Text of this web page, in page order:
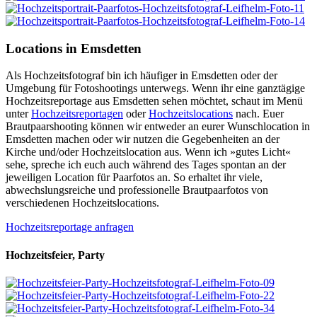
Locations in Emsdetten
Als Hochzeitsfotograf bin ich häufiger in Emsdetten oder der
Umgebung für Fotoshootings unterwegs. Wenn ihr eine ganztägige
Hochzeitsreportage aus Emsdetten sehen möchtet, schaut im Menü
unterHochzeitsreportagen oderHochzeitslocations nach. Euer
Brautpaarshooting können wir entweder an eurer Wunschlocation in
Emsdetten machen oder wir nutzen die Gegebenheiten an der
Kirche und/oder Hochzeitslocation aus. Wenn ich »gutes Licht«
sehe, spreche ich euch auch während des Tages spontan an der
jeweiligen Location für Paarfotos an. So erhaltet ihr viele,
abwechslungsreiche und professionelle Brautpaarfotos von
verschiedenen Hochzeitslocations.
Hochzeitsreportage anfragen
Hochzeitsfeier, Party